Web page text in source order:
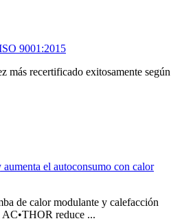
9001:2015
más recertificado exitosamente según
el autoconsumo con calor
de calor modulante y calefacción
AC•THOR reduce ...